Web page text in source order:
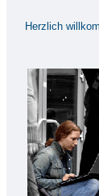
Herzlich